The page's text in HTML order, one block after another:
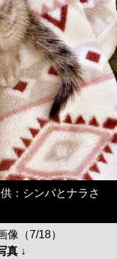
：シンバとナラさ
像（7/18）
真 ↓